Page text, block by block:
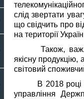
слід звертати
що свідчить про
на території
Також,
якісну продукцію,
світовий
В 2018 році
управління